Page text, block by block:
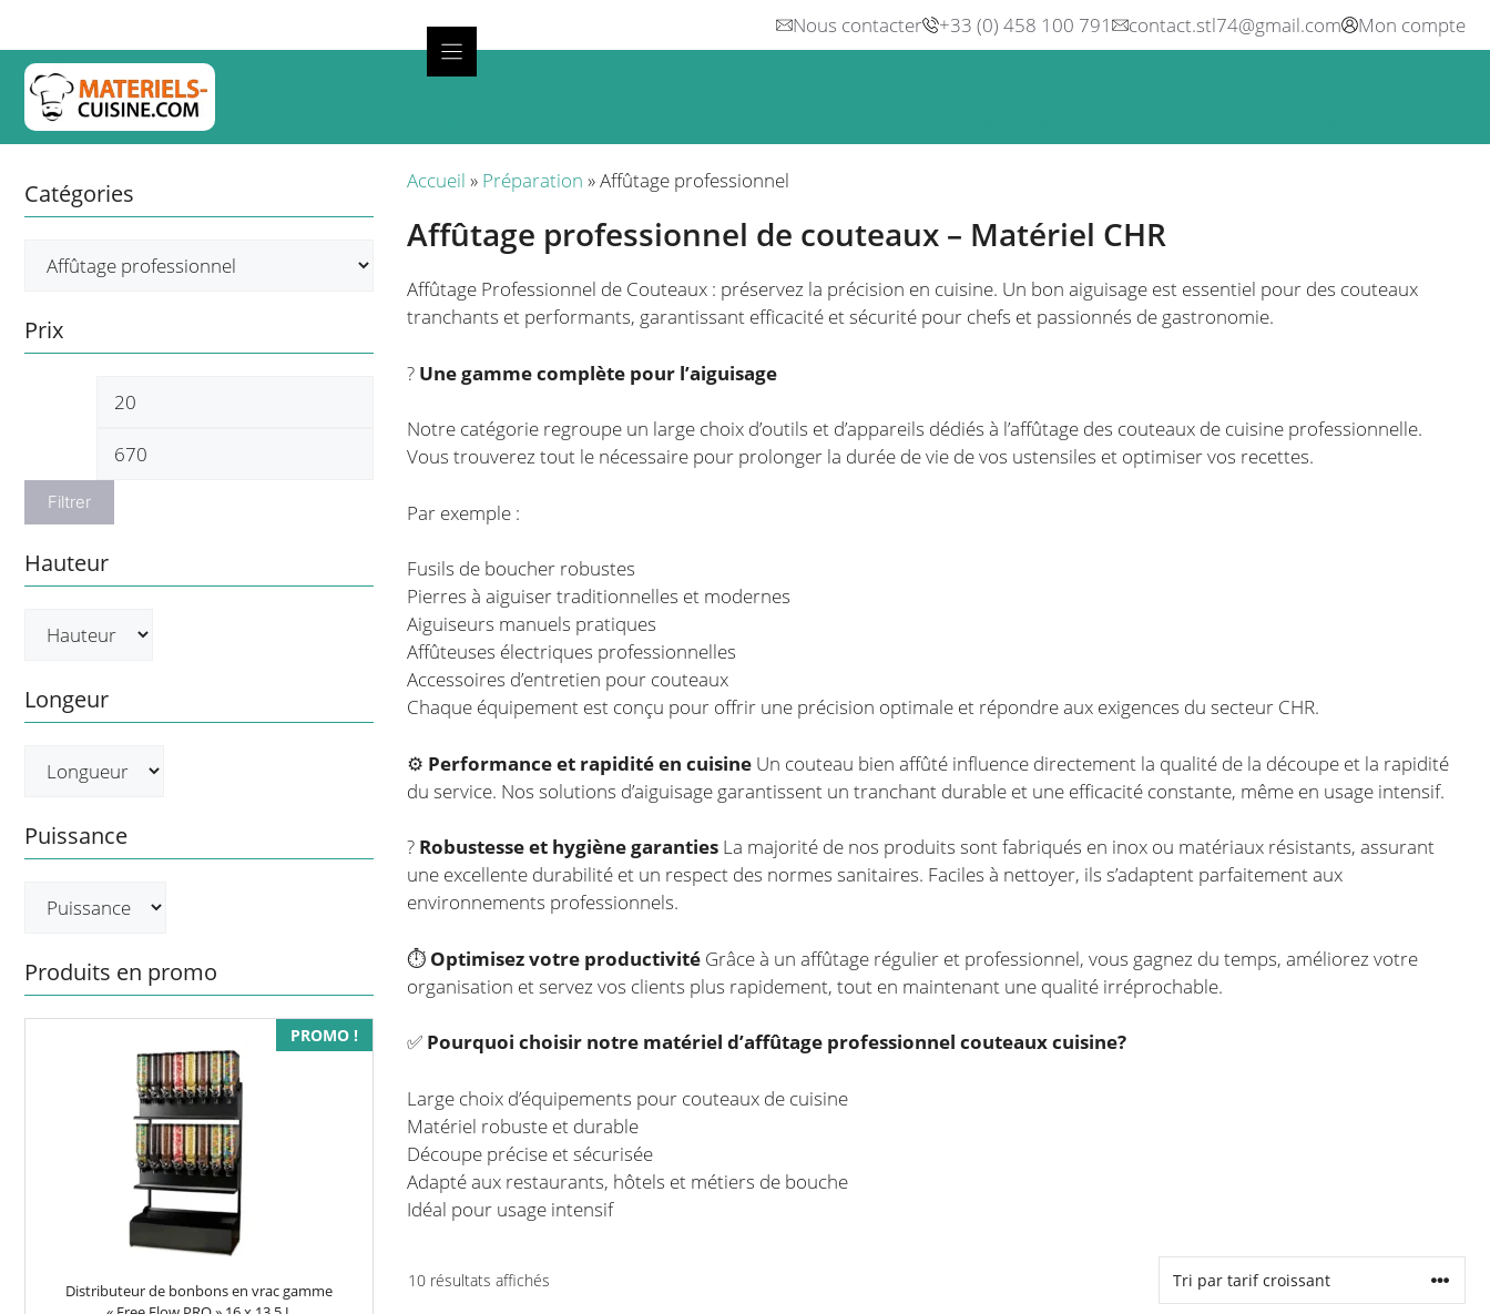
contenu
Nous contacter +33 (0) 458 100 791 contact.stl74@gmail.com Mon compte
Accueil » Préparation »Affûtage professionnel
Affûtage professionnel de couteaux – Matériel CHR
Affûtage Professionnel de Couteaux : préservez la précision en cuisine. Un bon aiguisage est essentiel pour des couteaux
tranchants et performants, garantissant efficacité et sécurité pour chefs et passionnés de gastronomie.
? Une gamme complète pour l’aiguisage
Notre catégorie regroupe un large choix d’outils et d’appareils dédiés à l’affûtage des couteaux de cuisine professionnelle.
Vous trouverez tout le nécessaire pour prolonger la durée de vie de vos ustensiles et optimiser vos recettes.
Par exemple :
Fusils de boucher robustes
Pierres à aiguiser traditionnelles et modernes
Aiguiseurs manuels pratiques
Affûteuses électriques professionnelles
Accessoires d’entretien pour couteaux
Chaque équipement est conçu pour offrir une précision optimale et répondre aux exigences du secteur CHR.
⚙️ Performance et rapidité en cuisine Un couteau bien affûté influence directement la qualité de la découpe et la rapidité
du service. Nos solutions d’aiguisage garantissent un tranchant durable et une efficacité constante, même en usage intensif.
? Robustesse et hygiène garanties La majorité de nos produits sont fabriqués en inox ou matériaux résistants, assurant
une excellente durabilité et un respect des normes sanitaires. Faciles à nettoyer, ils s’adaptent parfaitement aux
environnements professionnels.
⏱️ Optimisez votre productivité Grâce à un affûtage régulier et professionnel, vous gagnez du temps, améliorez votre
organisation et servez vos clients plus rapidement, tout en maintenant une qualité irréprochable.
✅ Pourquoi choisir notre matériel d’affûtage professionnel couteaux cuisine?
Large choix d’équipements pour couteaux de cuisine
Matériel robuste et durable
Découpe précise et sécurisée
Adapté aux restaurants, hôtels et métiers de bouche
Idéal pour usage intensif
10 résultats affichés
Catégories
Prix
Prix
Filtrer
Hauteur
Longeur
Puissance
Produits en promo
PROMO !
Distributeur de bonbons en vrac gamme